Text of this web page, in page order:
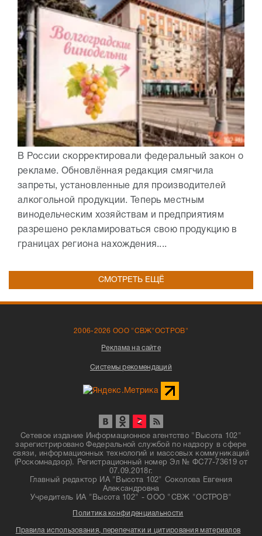
В России скорректировали федеральный закон о
рекламе. Обновлённая редакция смягчила
запреты, установленные для производителей
алкогольной продукции. Теперь местным
винодельческим хозяйствам и предприятиям
разрешено рекламироваться свою продукцию в
границах региона нахождения....
СМОТРЕТЬ ЕЩЁ
2006-2026 ООО "СВЖ"ОСТРОВ"
Реклама на сайте
Системы рекомендаций
Сетевое издание Информационное агентство "Высота 102"
зарегистрировано Федеральной службой по надзору в сфере
связи, информационных технологий и массовых коммуникаций
(Роскомнадзор). Регистрационный номер Эл № ФС77-73619 от
07.09.2018г.
Главный редактор ИА "Высота 102" Соколова Евгения
Александровна
Учредитель ИА "Высота 102" - ООО "СВЖ "ОСТРОВ"
Политика конфиденциальности
Правила использования, перепечатки и цитирования материалов